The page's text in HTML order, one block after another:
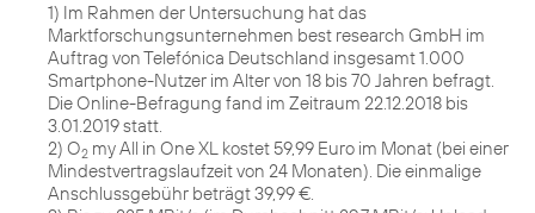
1) Im Rahmen der Untersuchung hat das
Marktforschungsunternehmen best research GmbH im
Auftrag von Telefónica Deutschland insgesamt 1.000
Smartphone-Nutzer im Alter von 18 bis 70 Jahren befragt.
Die Online-Befragung fand im Zeitraum 22.12.2018 bis
3.01.2019 statt.
2) O2 my All in One XL kostet 59,99 Euro im Monat (bei einer
Mindestvertragslaufzeit von 24 Monaten). Die einmalige
Anschlussgebühr beträgt 39,99 €.